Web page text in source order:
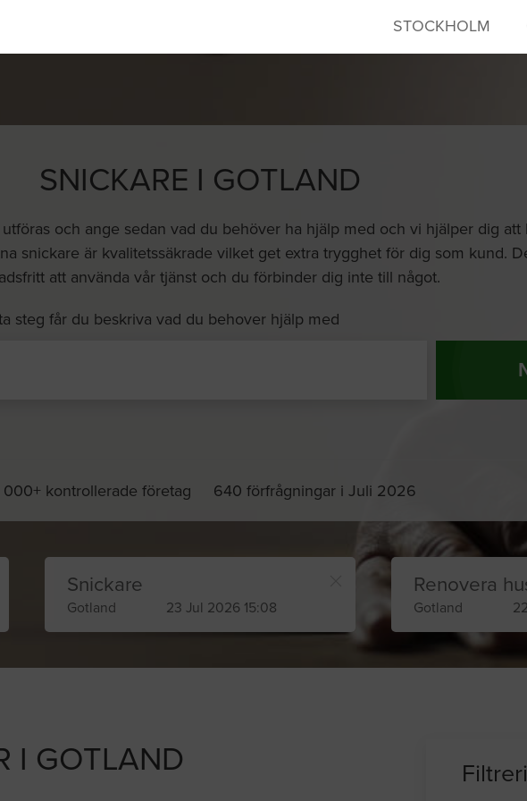
STOCKHOLM
SNICKARE I GOTLAND
och ange sedan vad du behöver ha hjälp med och vi hjälper dig att
snickare är kvalitetssäkrade vilket get extra trygghet för dig som kund.
att använda vår tjänst och du förbinder dig inte till något.
steg får du beskriva vad du behover hjälp med
000+ kontrollerade företag 640 förfrågningar i Juli 2026
Snickare
Gotland 23 Jul 2026 15:08
Renovera
Gotland
I GOTLAND